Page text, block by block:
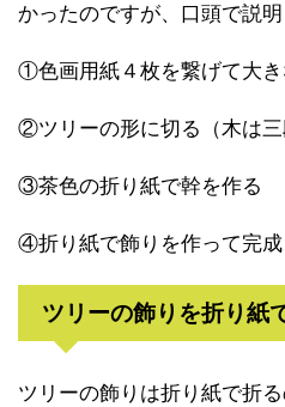
かったのですが、口頭で説
①色画用紙４枚を繋げて大き
②ツリーの形に切る（木は三
③茶色の折り紙で幹を作る
④折り紙で飾りを作って完成
ツリーの飾りを折り紙
ツリーの飾りは折り紙で折